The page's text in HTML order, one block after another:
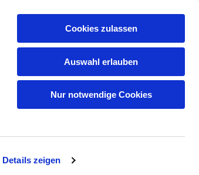
Details zeigen
Cookies zulassen
Auswahl erlauben
Nur notwendige Cookies
+45 2140 3021